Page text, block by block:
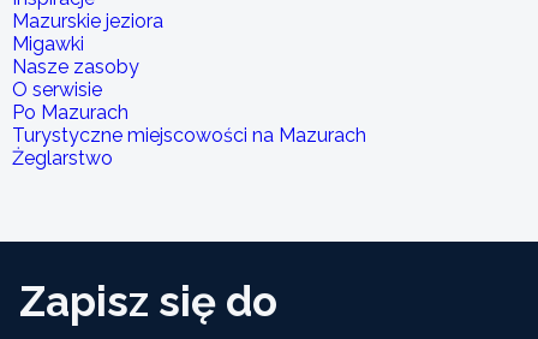
Mazurskie jeziora
Migawki
Nasze zasoby
O serwisie
Po Mazurach
Turystyczne miejscowości na Mazurach
Żeglarstwo
Zapisz się do